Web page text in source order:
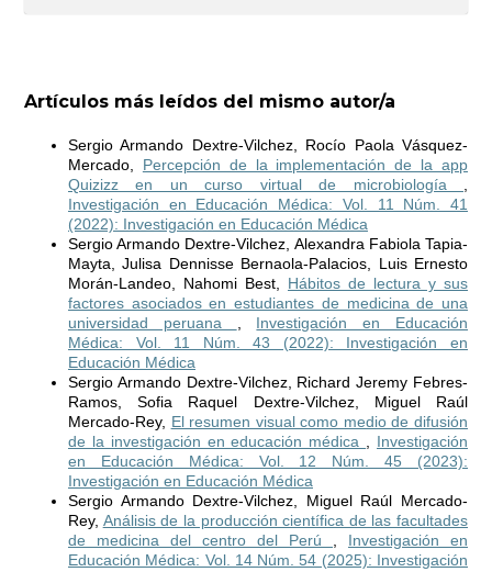
Artículos más leídos del mismo autor/a
Sergio Armando Dextre-Vilchez, Rocío Paola Vásquez-
Mercado, Percepción de la implementación de la app
Quizizz en un curso virtual de microbiología
Investigación en Educación Médica: Vol. 11 Núm. 41
(2022): Investigación en Educación Médica
Sergio Armando Dextre-Vilchez, Alexandra Fabiola Tapia-
Mayta, Julisa Dennisse Bernaola-Palacios, Luis Ernesto
Morán-Landeo, Nahomi Best, Hábitos de lectura y sus
factores asociados en estudiantes de medicina de una
universidad peruana
Investigación en Educación
Médica: Vol. 11 Núm. 43 (2022): Investigación en
Educación Médica
Sergio Armando Dextre-Vilchez, Richard Jeremy Febres-
Ramos, Sofia Raquel Dextre-Vilchez, Miguel Raúl
Mercado-Rey, El resumen visual como medio de difusión
de la investigación en educación médica
Investigación
en Educación Médica: Vol. 12 Núm. 45 (2023):
Investigación en Educación Médica
Sergio Armando Dextre-Vilchez, Miguel Raúl Mercado-
Rey, Análisis de la producción científica de las facultades
de medicina del centro del Perú
Investigación en
Educación Médica: Vol. 14 Núm. 54 (2025): Investigación